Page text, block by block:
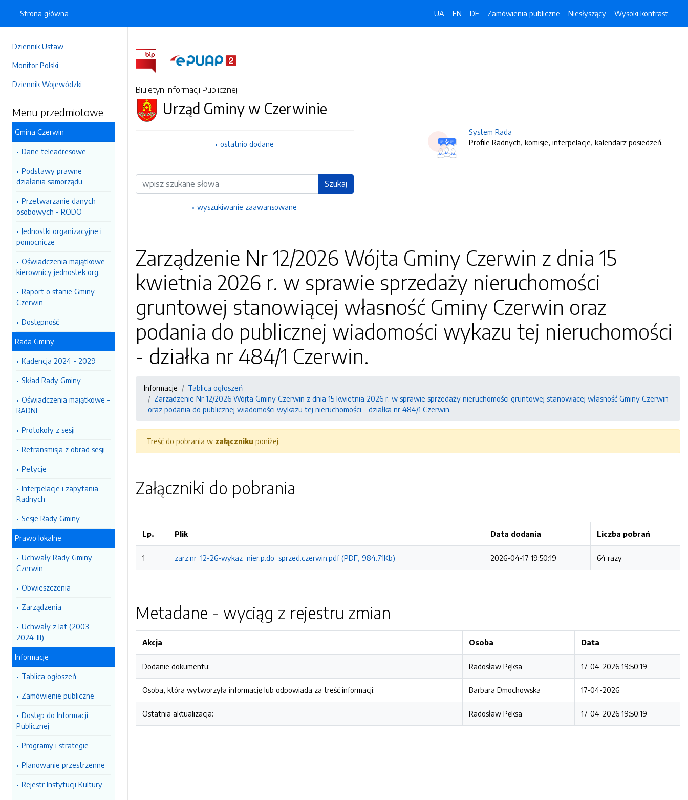
Dziennik Ustaw
Monitor Polski
Dziennik Wojewódzki
Menu przedmiotowe
Gmina Czerwin
Dane teleadresowe
Podstawy prawne
działania samorządu
Przetwarzanie danych
osobowych - RODO
Jednostki organizacyjne i
pomocnicze
Oświadczenia majątkowe -
kierownicy jednostek org.
Raport o stanie Gminy
Czerwin
Dostępność
Rada Gminy
Kadencja 2024 - 2029
Skład Rady Gminy
Oświadczenia majątkowe -
RADNI
Protokoły z sesji
Retransmisja z obrad sesji
Petycje
Interpelacje i zapytania
Radnych
Sesje Rady Gminy
Prawo lokalne
Uchwały Rady Gminy
Czerwin
Obwieszczenia
Zarządzenia
Uchwały z lat (2003 -
2024-III)
Informacje
Tablica ogłoszeń
Zamówienie publiczne
Dostęp do Informacji
Publicznej
Programy i strategie
Planowanie przestrzenne
Rejestr Instytucji Kultury
Strona główna UA EN DE Zamówienia publiczne Niesłyszący Wysoki kontrast
Biuletyn Informacji Publicznej
Urząd Gminy w Czerwinie
ostatnio dodane
Wyszukiwarka Szukaj
wyszukiwanie zaawansowane
System Rada
Profile Radnych, komisje, interpelacje, kalendarz posiedzeń.
Zarządzenie Nr 12/2026 Wójta Gminy Czerwin z dnia 15
kwietnia 2026 r. w sprawie sprzedaży nieruchomości
gruntowej stanowiącej własność Gminy Czerwin oraz
podania do publicznej wiadomości wykazu tej nieruchomości
- działka nr 484/1 Czerwin.
Informacje
Tablica ogłoszeń
Zarządzenie Nr 12/2026 Wójta Gminy Czerwin z dnia 15 kwietnia 2026 r. w sprawie sprzedaży nieruchomości gruntowej stanowiącej własność Gminy Czerwin
oraz podania do publicznej wiadomości wykazu tej nieruchomości - działka nr 484/1 Czerwin.
Treść do pobrania w załączniku poniżej.
Załączniki do pobrania
Lp. Plik Data dodania Liczba pobrań
1 zarz.nr_12-26-wykaz_nier.p.do_sprzed.czerwin.pdf (PDF, 984.71Kb) 2026-04-17 19:50:19 64 razy
Metadane - wyciąg z rejestru zmian
Akcja Osoba Data
Dodanie dokumentu: Radosław Pęksa 17-04-2026 19:50:19
Osoba, która wytworzyła informację lub odpowiada za treść informacji: Barbara Dmochowska 17-04-2026
Ostatnia aktualizacja: Radosław Pęksa 17-04-2026 19:50:19